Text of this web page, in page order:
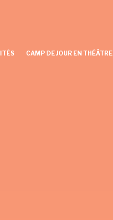
CAMP DE JOUR EN THÉÂTRE